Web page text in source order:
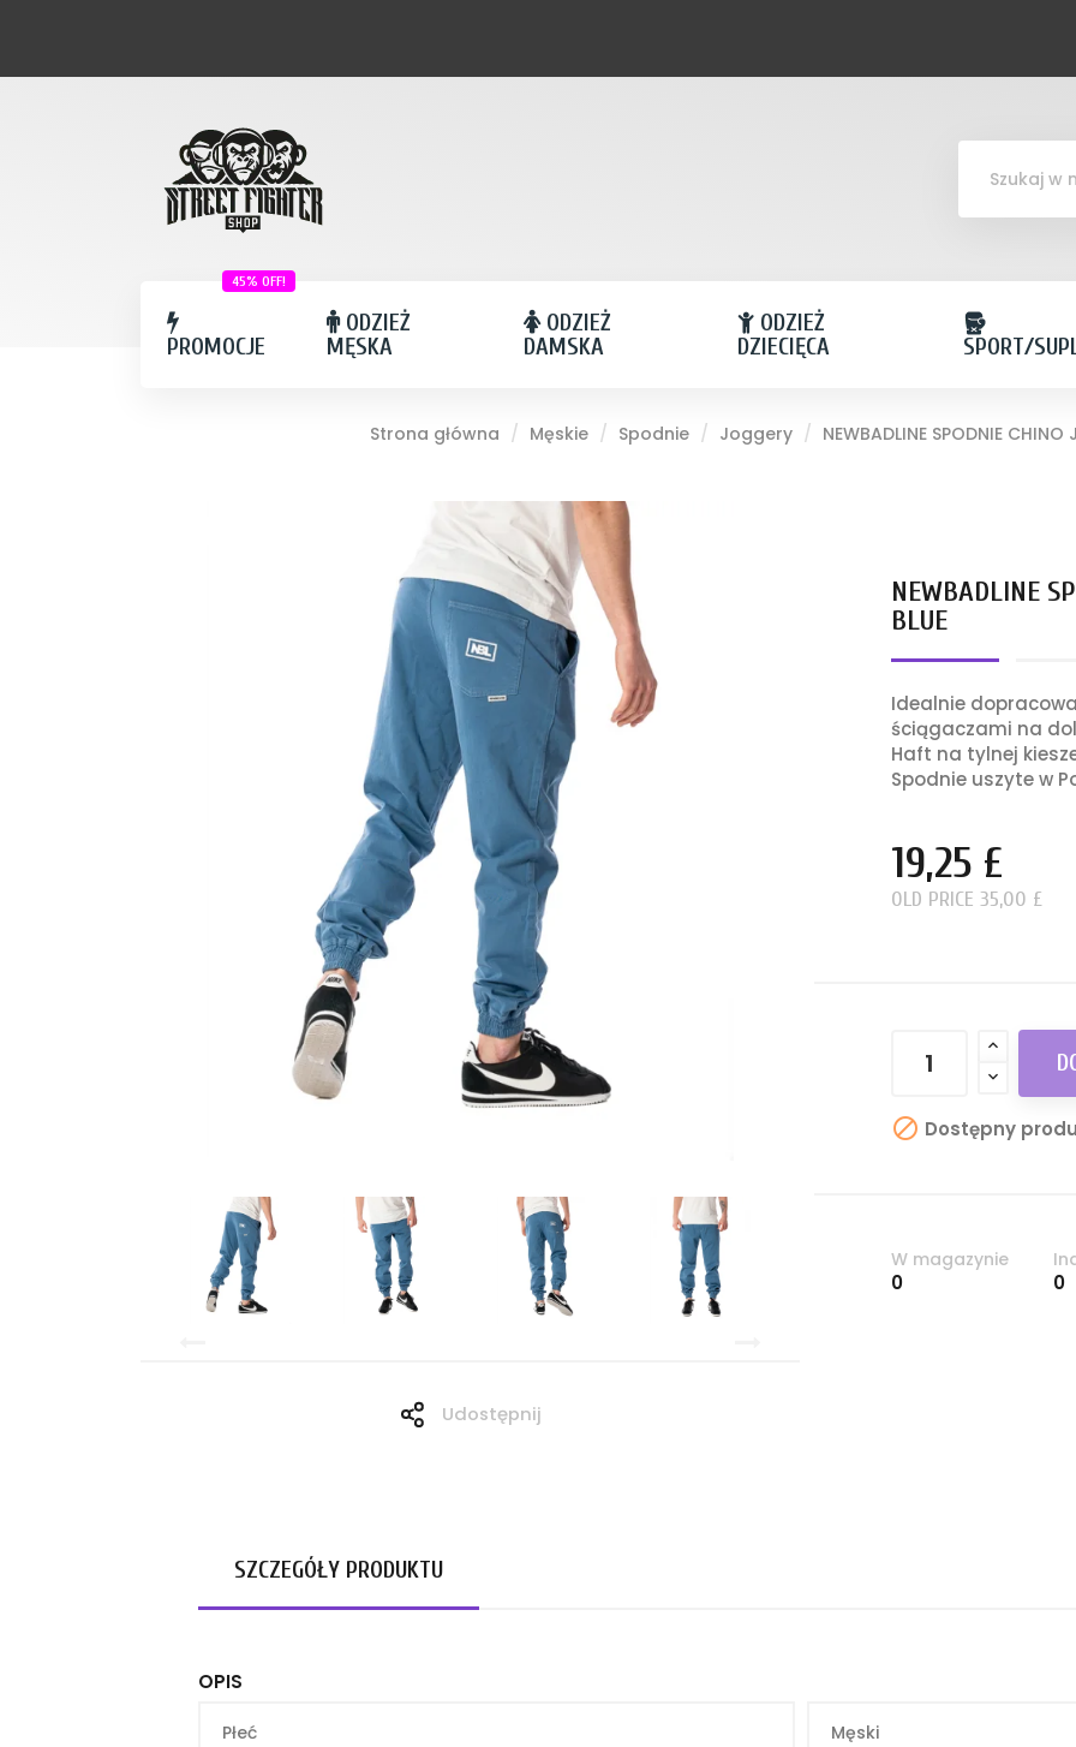
PROMOCJE
45% OFF!
ODZIEŻ
MĘSKA
ODZIEŻ
DAMSKA
ODZIEŻ
DZIECIĘCA
SPORT/
Strona główna Męskie Spodnie Joggery NEWBADLINE SPODNIE CHINO
Udostępnij
NEWBADLINE
BLUE
Idealnie
ściągaczami na
Haft na tylnej
Spodnie uszyte w
19,25 £
OLD PRICE 35,00 £
 Dostępny
W magazynie
0 0
SZCZEGÓŁY PRODUKTU
OPIS
Płeć Męski